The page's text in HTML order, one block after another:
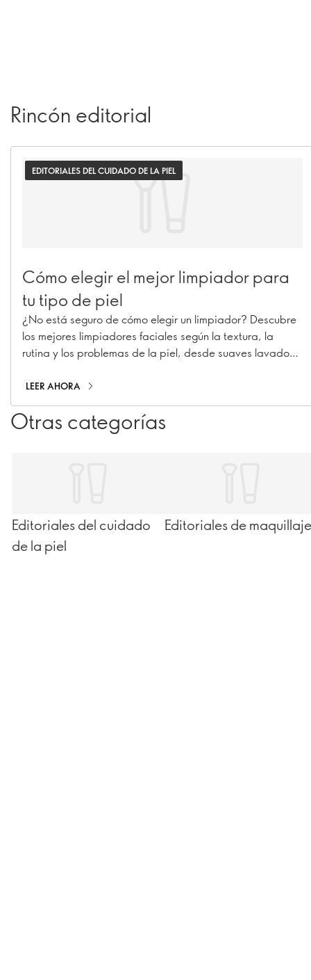
Rincón editorial
EDITORIALES DEL CUIDADO DE LA PIEL
Cómo elegir el mejor limpiador para
tu tipo de piel
¿No está seguro de cómo elegir un limpiador? Descubre
los mejores limpiadores faciales según la textura, la
rutina y los problemas de la piel, desde suaves lavados
LEER AHORA
Otras categorías
Editoriales del cuidado
de la piel
Editoriales de maquillaje